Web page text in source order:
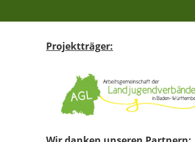
Projektträger: